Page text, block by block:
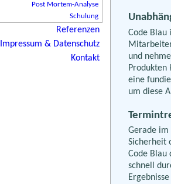
Post Mortem-Analyse
Schulung
Referenzen
Impressum & Datenschutz
Kontakt
Code Blau
und
Produkten
eine
um diese
Gerade
Sicherheit
Code
schnell